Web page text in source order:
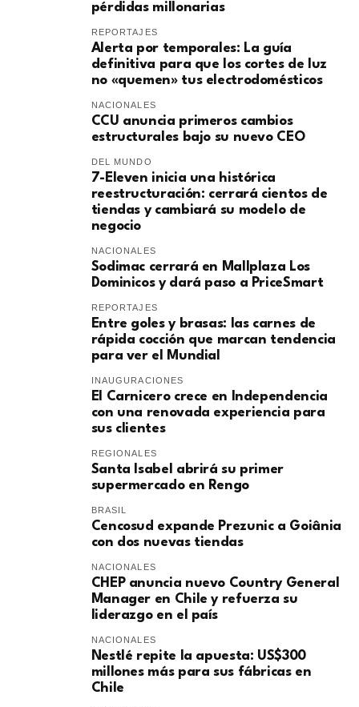
pérdidas millonarias
REPORTAJES
Alerta por temporales: La guía
definitiva para que los cortes de luz
no «quemen» tus electrodomésticos
NACIONALES
CCU anuncia primeros cambios
estructurales bajo su nuevo CEO
DEL MUNDO
7-Eleven inicia una histórica
reestructuración: cerrará cientos de
tiendas y cambiará su modelo de
negocio
NACIONALES
Sodimac cerrará en Mallplaza Los
Dominicos y dará paso a PriceSmart
REPORTAJES
Entre goles y brasas: las carnes de
rápida cocción que marcan tendencia
para ver el Mundial
INAUGURACIONES
El Carnicero crece en Independencia
con una renovada experiencia para
sus clientes
REGIONALES
Santa Isabel abrirá su primer
supermercado en Rengo
BRASIL
Cencosud expande Prezunic a Goiânia
con dos nuevas tiendas
NACIONALES
CHEP anuncia nuevo Country General
Manager en Chile y refuerza su
liderazgo en el país
NACIONALES
Nestlé repite la apuesta: US$300
millones más para sus fábricas en
Chile